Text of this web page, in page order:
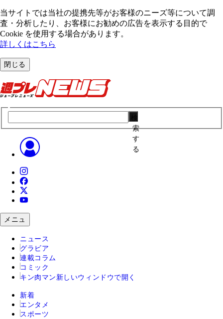
当サイトでは当社の提携先等がお客様のニーズ等について調
査・分析したり、お客様にお勧めの広告を表⽰する⽬的で
Cookie を使⽤する場合があります。
詳しくはこちら
閉じる
索
す
る
メニュ
ニュース
グラビア
連載コラム
コミック
キン肉マン 新しいウィンドウで開く
新着
エンタメ
スポーツ